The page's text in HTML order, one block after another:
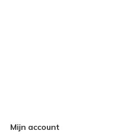
Mijn account